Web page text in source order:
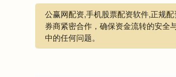
公赢网配资,手机股票配资软件,正规
券商紧密合作，确保资金流转的安全
中的任何问题。